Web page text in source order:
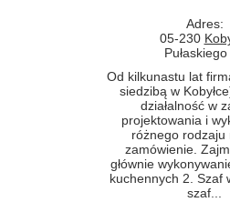
Adres:
05-230
Od kilkunastu lat
siedzibą w
działalność w
projektowania i
różnego rodzaju
zamówienie.
głównie
kuchennych 2. Szaf
szaf...